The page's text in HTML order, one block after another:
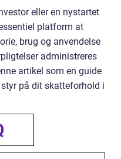
eller en nystartet
platform at
brug og anvendelse
administreres
artikel som en guide
på dit skatteforhold i